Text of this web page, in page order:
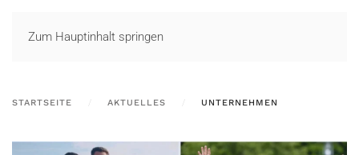
Zum Hauptinhalt springen
STARTSEITE AKTUELLES UNTERNEHMEN